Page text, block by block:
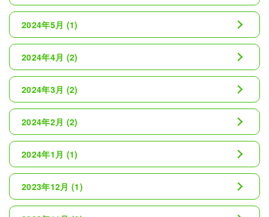
2024年5月 (1)
2024年4月 (2)
2024年3月 (2)
2024年2月 (2)
2024年1月 (1)
2023年12月 (1)